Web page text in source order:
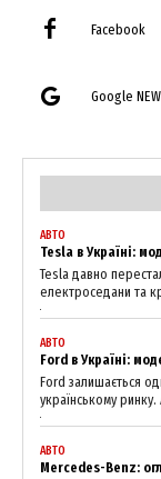
Facebook
Google
АВТО
Tesla в Україні:
Tesla давно
електроседани та
АВТО
Ford в Україні:
Ford залишається
українському
АВТО
Mercedes-Benz: